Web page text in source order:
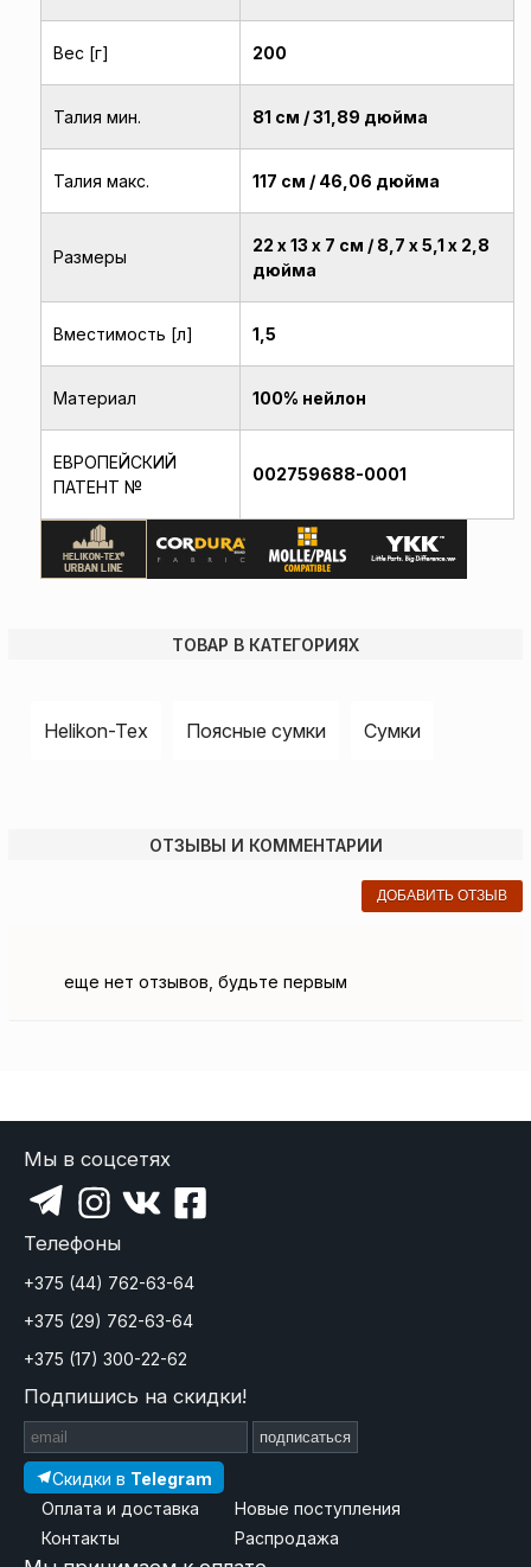
Вес [г] 200
Талия мин. 81 см / 31,89 дюйма
Талия макс. 117 см / 46,06 дюйма
Размеры
22 х 13 х 7 см / 8,7 х 5,1 х 2,8
дюйма
Вместимость [л] 1,5
Материал 100% нейлон
ЕВРОПЕЙСКИЙ
ПАТЕНТ №
002759688-0001
ТОВАР В КАТЕГОРИЯХ
Helikon-Tex Поясные сумки Сумки
ОТЗЫВЫ И КОММЕНТАРИИ
ДОБАВИТЬ ОТЗЫВ
еще нет отзывов, будьте первым
Мы в соцсетях
Телефоны
+375 (44) 762-63-64
+375 (29) 762-63-64
+375 (17) 300-22-62
Подпишись на скидки!
подписаться
Скидки в Telegram
Оплата и доставка
Контакты
Новые поступления
Распродажа